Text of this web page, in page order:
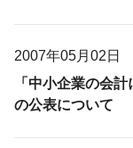
2007年05月02日
「中小企業の会
の公表について